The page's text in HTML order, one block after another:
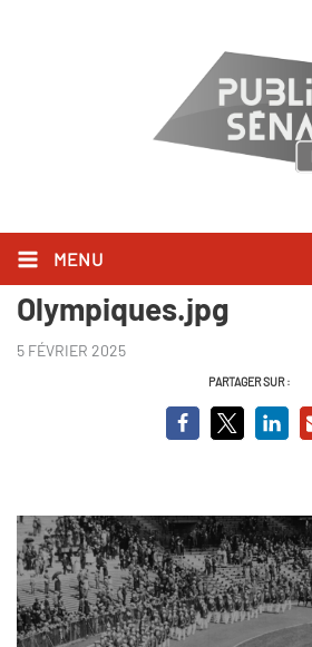
MENU
1924, le Paris des Jeux
Olympiques.jpg
5 FÉVRIER 2025
PARTAGER SUR :